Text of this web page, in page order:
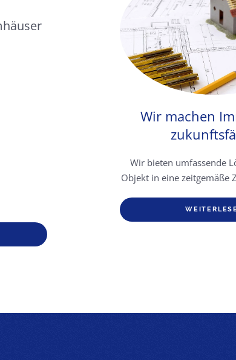
Wir machen
Wir bieten umfassende
Objekt in eine zeitgemäße